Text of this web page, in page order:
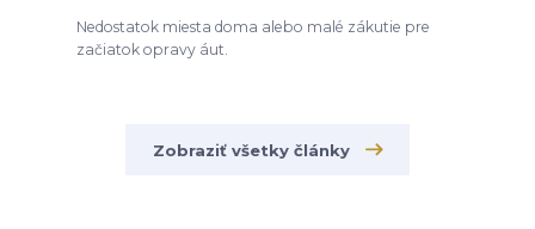
Nedostatok miesta doma alebo malé zákutie pre
začiatok opravy áut.
Zobraziť všetky články